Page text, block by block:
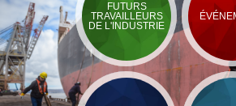
FUTURS
TRAVAILLEURS
DE L'INDUSTRIE